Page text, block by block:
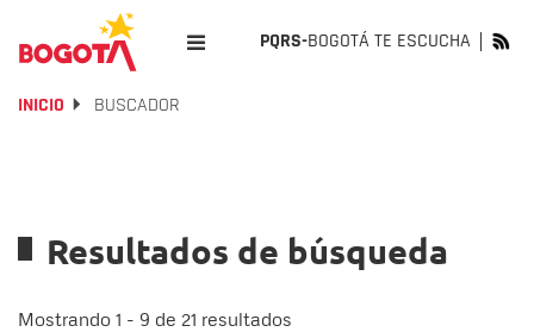
PQRS-BOGOTÁ TE ESCUCHA
INICIO BUSCADOR
Resultados de búsqueda
Mostrando 1 - 9 de 21 resultados